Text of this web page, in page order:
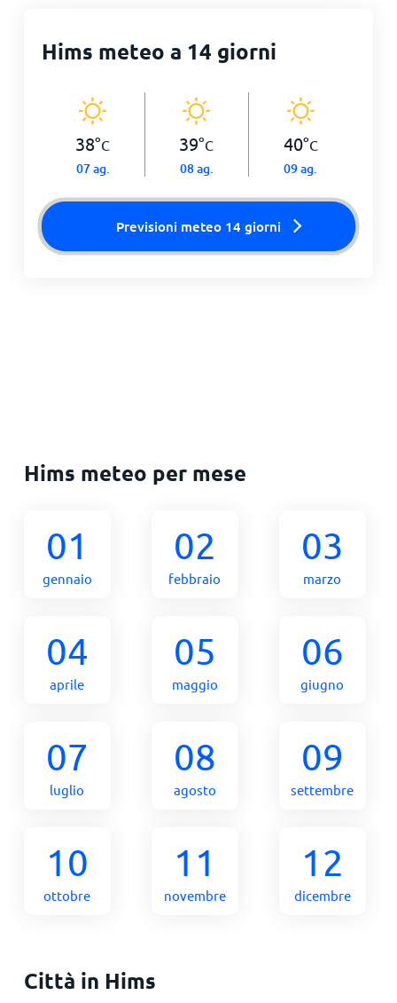
Hims meteo a 14 giorni
38°C
07 ag.
39°C
08 ag.
40°C
09 ag.
Previsioni meteo 14 giorni
Hims meteo per mese
01
gennaio
02
febbraio
03
marzo
04
aprile
05
maggio
06
giugno
07
luglio
08
agosto
09
settembre
10
ottobre
11
novembre
12
dicembre
Città in Hims